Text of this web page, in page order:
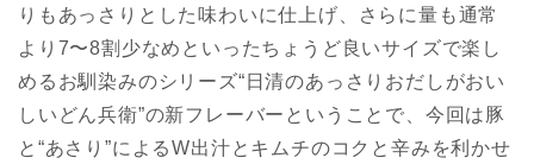
りもあっさりとした味わいに仕上げ、さらに量も通常
より7〜8割少なめといったちょうど良いサイズで楽し
めるお馴染みのシリーズ“日清のあっさりおだしがおい
しいどん兵衛”の新フレーバーということで、今回は豚
と“あさり”によるW出汁とキムチのコクと辛みを利かせ